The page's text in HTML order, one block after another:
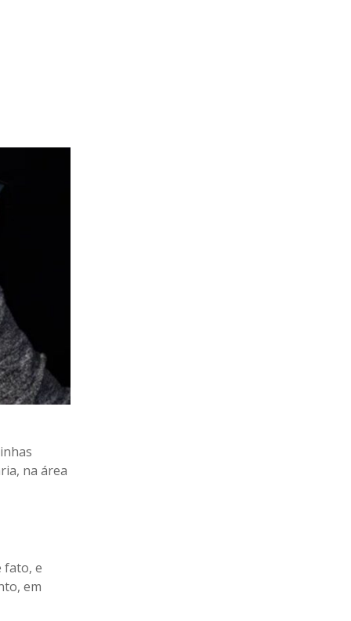
na área
fato, e
em